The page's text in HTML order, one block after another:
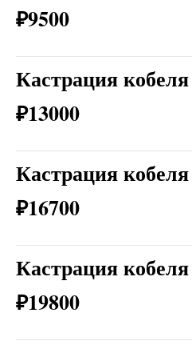
₽9500
Кастрация
₽13000
Кастрация
₽16700
Кастрация
₽19800